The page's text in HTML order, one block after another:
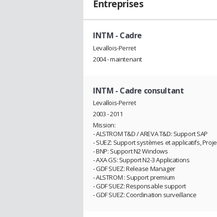
Entreprises
INTM - Cadre
Levallois-Perret
2004 - maintenant
INTM - Cadre consultant
Levallois-Perret
2003 - 2011
Mission:
- ALSTROM T&D / AREVA T&D: Support SAP
- SUEZ: Support systèmes et applicatifs,
- BNP: Support N2 Windows
- AXA GS: Support N2-3 Applications
- GDF SUEZ: Release Manager
- ALSTROM : Support premium
- GDF SUEZ: Responsable support
- GDF SUEZ: Coordination surveillance